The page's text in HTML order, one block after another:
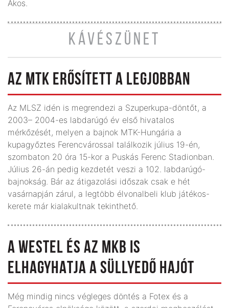
Ákos.
KÁVÉSZÜNET
AZ MTK ERŐSÍTETT A LEGJOBBAN
Az MLSZ idén is megrendezi a Szuperkupa-döntőt, a
2003– 2004-es labdarúgó év első hivatalos
mérkőzését, melyen a bajnok MTK-Hungária a
kupagyőztes Ferencvárossal találkozik július 19-én,
szombaton 20 óra 15-kor a Puskás Ferenc Stadionban.
Július 26-án pedig kezdetét veszi a 102. labdarúgó-
bajnokság. Bár az átigazolási időszak csak e hét
vasárnapján zárul, a legtöbb élvonalbeli klub játékos-
kerete már kialakultnak tekinthető.
A WESTEL ÉS AZ MKB IS
ELHAGYHATJA A SÜLLYEDŐ HAJÓT
Még mindig nincs végleges döntés a Fotex és a